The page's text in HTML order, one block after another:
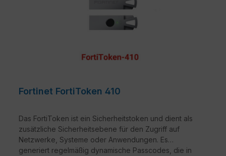
Fortinet FortiToken 410
Das FortiToken ist ein Sicherheitstoken und dient als
zusätzliche Sicherheitsebene für den Zugriff auf
Netzwerke, Systeme oder Anwendungen. Es
generiert regelmäßig dynamische Passcodes, die in